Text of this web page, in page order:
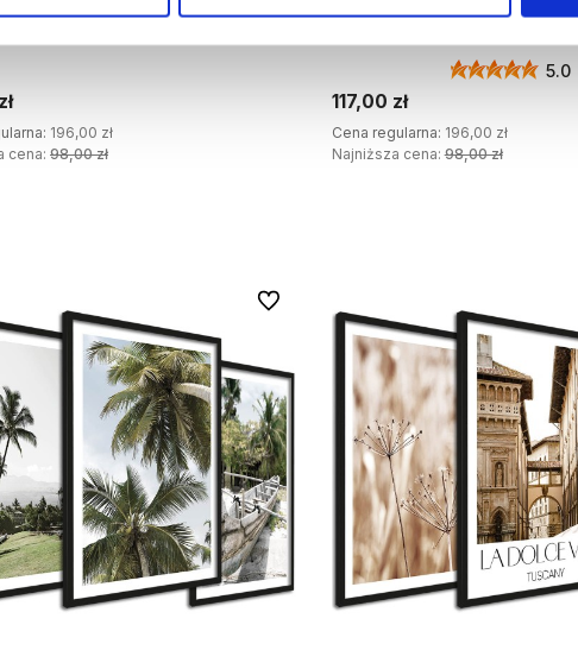
uliczki 33x43 cm
196,00 zł
cena: 98,00 zł
trawy w stylu boho 33x43 cm
5.0
117,00 zł
Cena regularna: 196,00 zł
Najniższa cena:98,00 zł
Do ulubionych